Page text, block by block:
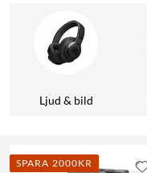
Ljud & bild
SPARA 2000KR